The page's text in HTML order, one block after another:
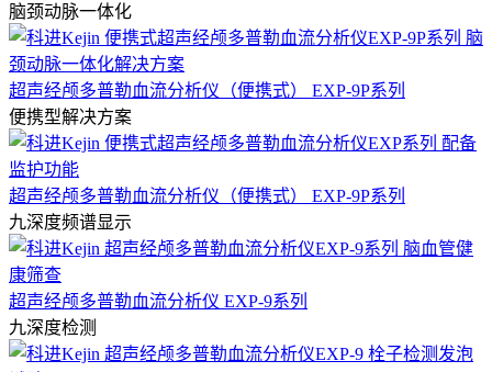
脑颈动脉一体化
超声经颅多普勒血流分析仪（便携式） EXP-9P系列
便携型解决方案
超声经颅多普勒血流分析仪（便携式） EXP-9P系列
九深度频谱显示
超声经颅多普勒血流分析仪 EXP-9系列
九深度检测